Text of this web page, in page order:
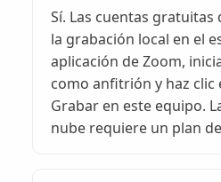
Sí. Las cuentas
la grabación local en el
aplicación de Zoom,
como anfitrión y haz
Grabar en este equipo.
nube requiere un plan